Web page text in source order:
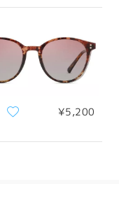
143mm/ 5.63in
ブリッジ幅
¥5,200